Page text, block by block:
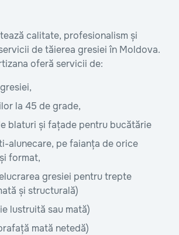
calitate, profesionalism și
de tăierea gresiei în Moldova.
oferă servicii de:
la 45 de grade,
blaturi și fațade pentru bucătărie
alunecare, pe faianța de orice
format,
gresiei pentru trepte
și structurală)
lustruită sau mată)
mată netedă)